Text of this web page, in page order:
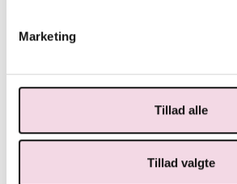
Marketing
Tillad alle
Tillad valgte
Kursusbevis